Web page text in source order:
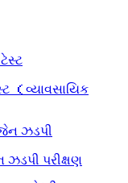
（વ્યાવસાયિક
ઝડપી પરીક્ષણ